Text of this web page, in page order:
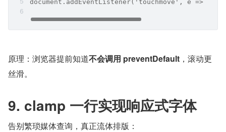
document.addEventListener('touchmove', e =>
原理：浏览器提前知道不会调用 preventDefault ，滚动更
丝滑。
9. clamp 一行实现响应式字体
告别繁琐媒体查询，真正流体排版：